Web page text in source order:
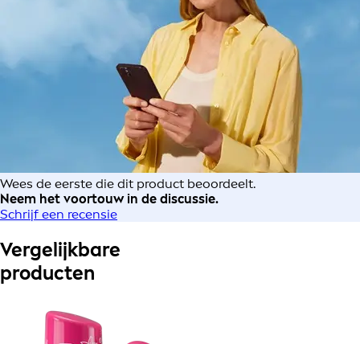
Wees de eerste die dit product beoordeelt.
Neem het voortouw in de discussie.
Schrijf een recensie
Vergelijkbare
producten